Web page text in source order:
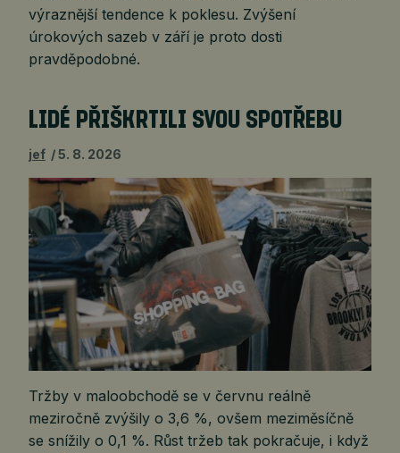
výraznější tendence k poklesu. Zvýšení
úrokových sazeb v září je proto dosti
pravděpodobné.
LIDÉ PŘIŠKRTILI SVOU SPOTŘEBU
jef 5. 8. 2026
Tržby v maloobchodě se v červnu reálně
meziročně zvýšily o 3,6 %, ovšem meziměsíčně
se snížily o 0,1 %. Růst tržeb tak pokračuje, i když